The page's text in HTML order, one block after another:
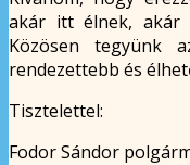
akár itt élnek, akár
Közösen tegyünk
rendezettebb és
Tisztelettel:
Fodor Sándor